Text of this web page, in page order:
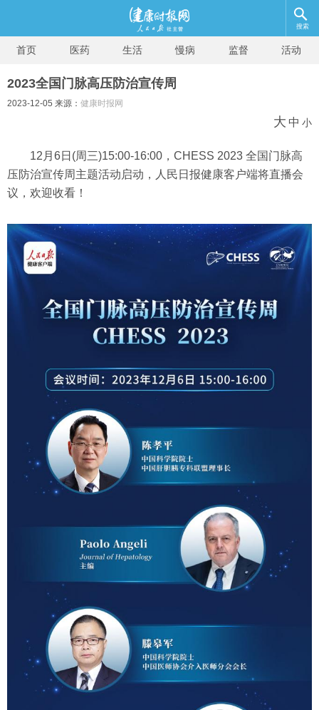
搜索
首页 医药 生活 慢病 监督 活动
2023全国门脉高压防治宣传周
2023-12-05 来源： 健康时报网
大 中 小
12月6日(周三)15:00-16:00，CHESS 2023 全国门脉高
压防治宣传周主题活动启动，人民日报健康客户端将直播会
议，欢迎收看！